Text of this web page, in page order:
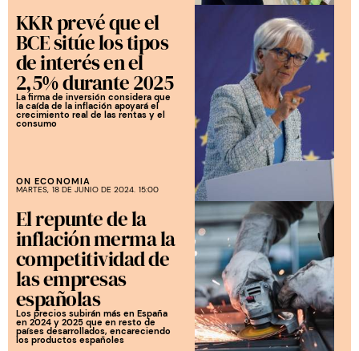
KKR prevé que el
BCE sitúe los tipos
de interés en el
2,5% durante 2025
La firma de inversión considera que
la caída de la inflación apoyará el
crecimiento real de las rentas y el
consumo
ON ECONOMIA
MARTES, 18 DE JUNIO DE 2024. 15:00
El repunte de la
inflación merma la
competitividad de
las empresas
españolas
Los precios subirán más en España
en 2024 y 2025 que en resto de
países desarrollados, encareciendo
los productos españoles